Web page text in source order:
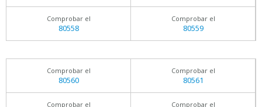
Comprobar el
80558
Comprobar el
80559
Comprobar el
80560
Comprobar el
80561
Comprobar el Comprobar el